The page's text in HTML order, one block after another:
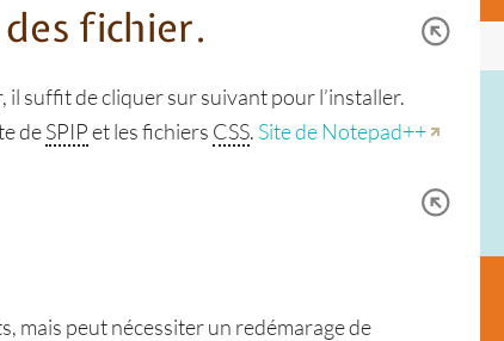
fichier.
il suffit de cliquer sur suivant pour l’installer.
deSPIPet les fichiers CSS. Site de Notepad++
mais peut nécessiter un redémarage de